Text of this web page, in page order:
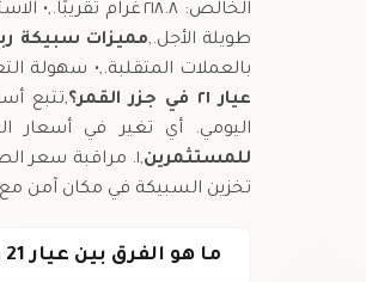
الخالص: ٢١٨.٨ غرام
طويلة الأجل.,مميزات سبيكة ربع
بالعملات المتقلبة.,• سهولة
عيار ٢١ في جزر القمر؟
,تتبع
اليومي. أي تغير في أسعار
للمستثمرين
تخزين السبيكة في مكان آمن مع
ما هو الفرق بين عيار 21 وعيار 22؟